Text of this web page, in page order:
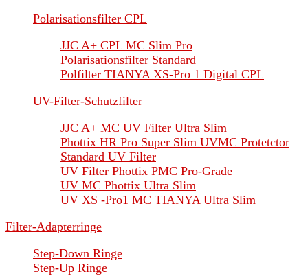
Polarisationsfilter CPL
JJC A+ CPL MC Slim Pro
Polarisationsfilter Standard
Polfilter TIANYA XS-Pro 1 Digital CPL
UV-Filter-Schutzfilter
JJC A+ MC UV Filter Ultra Slim
Phottix HR Pro Super Slim UVMC Protetctor
Standard UV Filter
UV Filter Phottix PMC Pro-Grade
UV MC Phottix Ultra Slim
UV XS -Pro1 MC TIANYA Ultra Slim
Filter-Adapterringe
Step-Down Ringe
Step-Up Ringe